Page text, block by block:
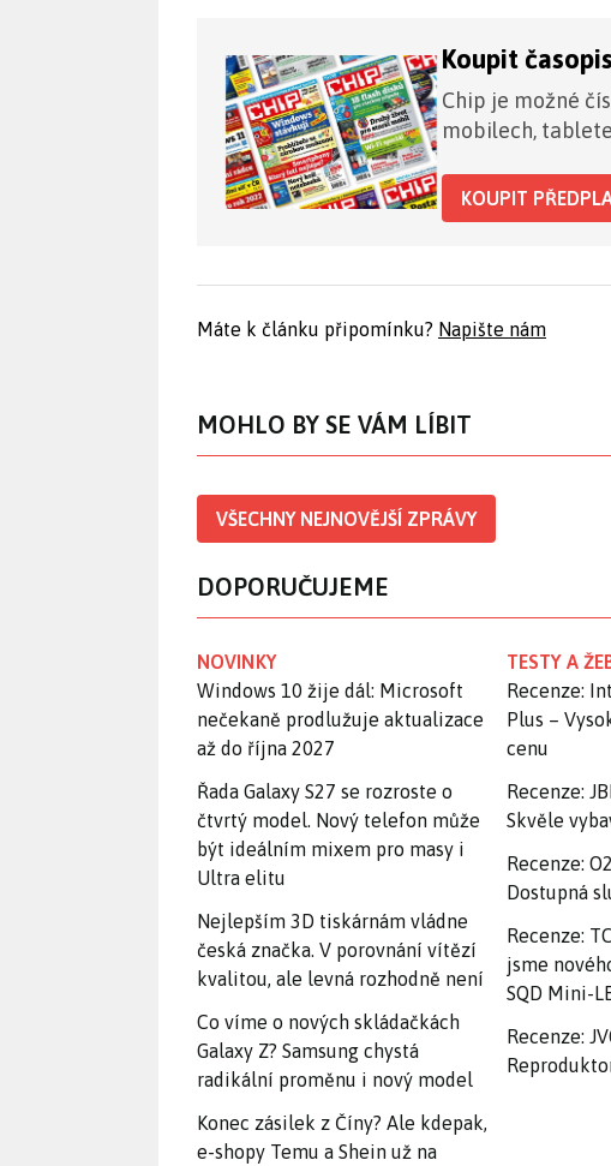
Koupit
Chip je možné
mobilech,
KOUPIT
Máte k článku připomínku? Napište nám
MOHLO BY SE VÁM LÍBIT
VŠECHNY NEJNOVĚJŠÍ ZPRÁVY
DOPORUČUJEME
NOVINKY
Windows 10 žije dál: Microsoft
nečekaně prodlužuje aktualizace
až do října 2027
Řada Galaxy S27 se rozroste o
čtvrtý model. Nový telefon může
být ideálním mixem pro masy i
Ultra elitu
Nejlepším 3D tiskárnám vládne
česká značka. V porovnání vítězí
kvalitou, ale levná rozhodně není
Co víme o nových skládačkách
Galaxy Z? Samsung chystá
radikální proměnu i nový model
Konec zásilek z Číny? Ale kdepak,
e-shopy Temu a Shein už na
TESTY A
Recenze:
Plus –
cenu
Recenze:
Skvěle
Recenze:
Dostupná
Recenze:
jsme
SQD Mini-
Recenze: